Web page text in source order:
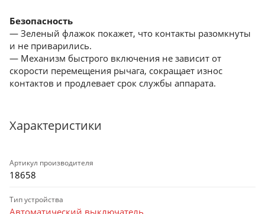
Безопасность
— Зеленый флажок покажет, что контакты разомкнуты
и не приварились.
— Механизм быстрого включения не зависит от
скорости перемещения рычага, сокращает износ
контактов и продлевает срок службы аппарата.
Характеристики
Артикул производителя
18658
Тип устройства
Автоматический выключатель